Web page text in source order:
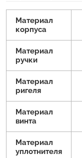
Материал
корпуса
Материал
ручки
Материал
ригеля
Материал
винта
Материал
уплотнителя